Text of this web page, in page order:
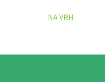
NA VRH